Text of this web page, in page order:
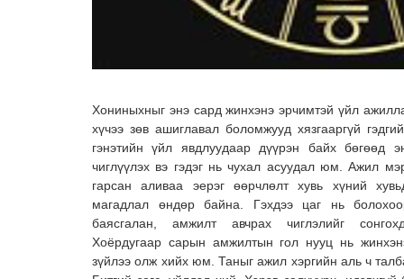
Хониныхныг энэ сард жинхэнэ эрчимтэй үйл
хүчээ зөв ашиглавал боломжууд хязгааргүй
гэнэтийн үйл явдлуудаар дүүрэн байх бөгөөд
чиглүүлэх вэ гэдэг нь чухал асуудал юм. Ажил
гарсан аливаа эерэг өөрчлөлт хувь хүний
магадлал өндөр байна. Гэхдээ цаг нь
баясгалан, амжилт авчрах чиглэлийг
Хоёрдугаар сарын амжилтын гол нууц нь
зүйлээ олж хийх юм. Таныг ажил хэргийн аль ч